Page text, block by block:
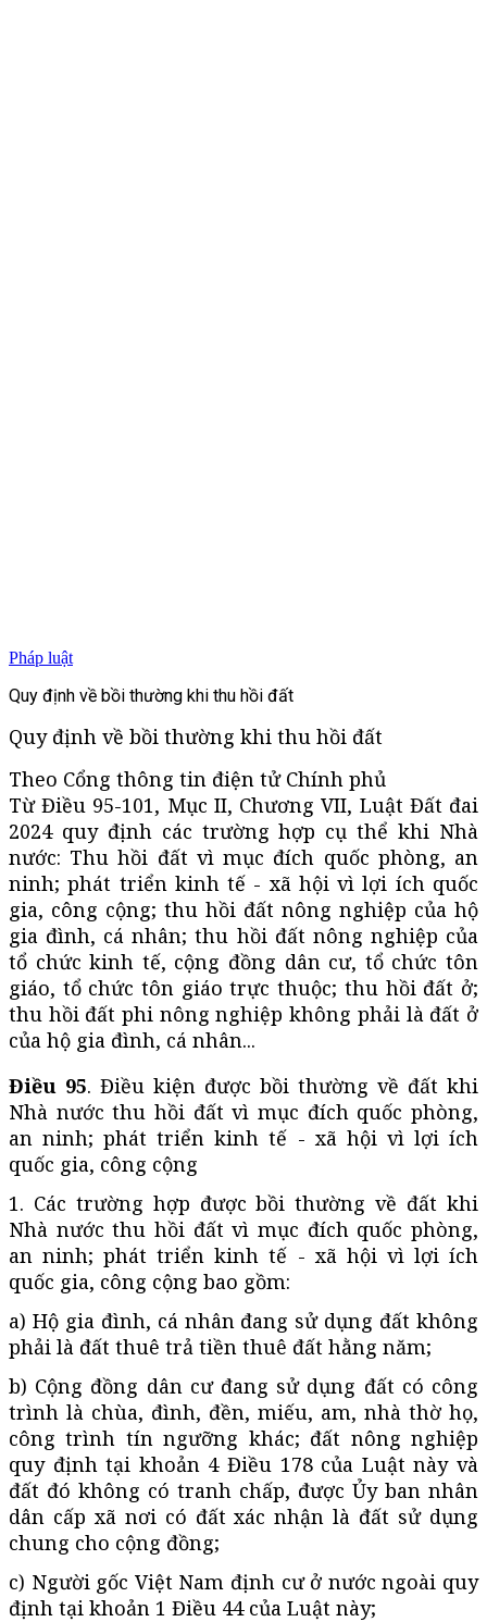
Pháp luật
Quy định về bồi thường khi thu hồi đất
Quy định về bồi thường khi thu hồi đất
Theo Cổng thông tin điện tử Chính phủ
Từ Điều 95-101, Mục II, Chương VII, Luật Đất đai
2024 quy định các trường hợp cụ thể khi Nhà
nước: Thu hồi đất vì mục đích quốc phòng, an
ninh; phát triển kinh tế - xã hội vì lợi ích quốc
gia, công cộng; thu hồi đất nông nghiệp của hộ
gia đình, cá nhân; thu hồi đất nông nghiệp của
tổ chức kinh tế, cộng đồng dân cư, tổ chức tôn
giáo, tổ chức tôn giáo trực thuộc; thu hồi đất ở;
thu hồi đất phi nông nghiệp không phải là đất ở
của hộ gia đình, cá nhân...
Điều 95. Điều kiện được bồi thường về đất khi
Nhà nước thu hồi đất vì mục đích quốc phòng,
an ninh; phát triển kinh tế - xã hội vì lợi ích
quốc gia, công cộng
1. Các trường hợp được bồi thường về đất khi
Nhà nước thu hồi đất vì mục đích quốc phòng,
an ninh; phát triển kinh tế - xã hội vì lợi ích
quốc gia, công cộng bao gồm:
a) Hộ gia đình, cá nhân đang sử dụng đất không
phải là đất thuê trả tiền thuê đất hằng năm;
b) Cộng đồng dân cư đang sử dụng đất có công
trình là chùa, đình, đền, miếu, am, nhà thờ họ,
công trình tín ngưỡng khác; đất nông nghiệp
quy định tại khoản 4 Điều 178 của Luật này và
đất đó không có tranh chấp, được Ủy ban nhân
dân cấp xã nơi có đất xác nhận là đất sử dụng
chung cho cộng đồng;
c) Người gốc Việt Nam định cư ở nước ngoài quy
định tại khoản 1 Điều 44 của Luật này;